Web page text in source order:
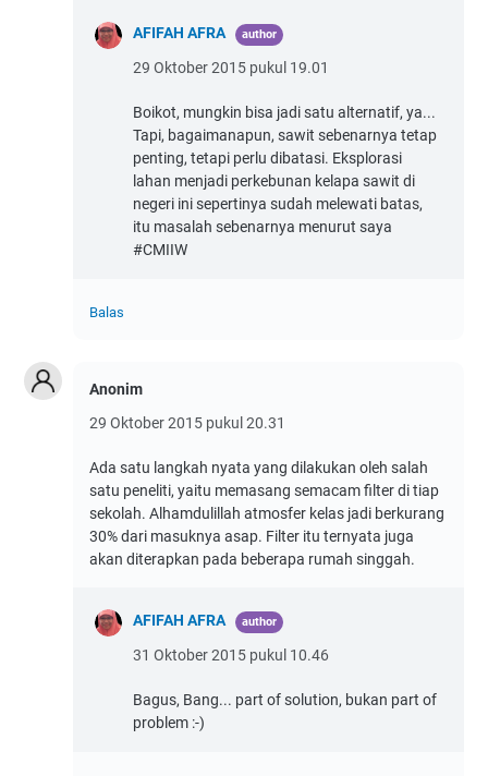
AFIFAH AFRA
29 Oktober 2015 pukul 19.01
Boikot, mungkin bisa jadi satu alternatif, ya...
Tapi, bagaimanapun, sawit sebenarnya tetap
penting, tetapi perlu dibatasi. Eksplorasi
lahan menjadi perkebunan kelapa sawit di
negeri ini sepertinya sudah melewati batas,
itu masalah sebenarnya menurut saya
#CMIIW
Balas
Anonim
29 Oktober 2015 pukul 20.31
Ada satu langkah nyata yang dilakukan oleh salah
satu peneliti, yaitu memasang semacam filter di tiap
sekolah. Alhamdulillah atmosfer kelas jadi berkurang
30% dari masuknya asap. Filter itu ternyata juga
akan diterapkan pada beberapa rumah singgah.
AFIFAH AFRA
31 Oktober 2015 pukul 10.46
Bagus, Bang... part of solution, bukan part of
problem :-)